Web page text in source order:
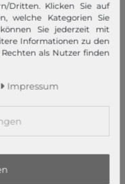
Dritten. Klicken Sie auf
welche Kategorien Sie
Sie jederzeit mit
Informationen zu den
als Nutzer finden
Impressum